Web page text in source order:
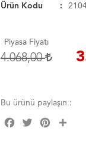
Ürün Kodu
Piyasa Fiyatı
4.068,00
Bu ürünü paylaşın :
FacebookTwitterPinterest